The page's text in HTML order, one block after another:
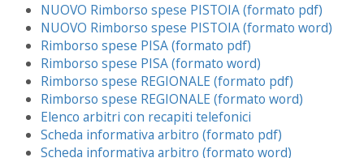
NUOVO Rimborso spese PISTOIA (formato pdf)
NUOVO Rimborso spese PISTOIA (formato word)
Rimborso spese PISA (formato pdf)
Rimborso spese PISA (formato word)
Rimborso spese REGIONALE (formato pdf)
Rimborso spese REGIONALE (formato word)
Elenco arbitri con recapiti telefonici
Scheda informativa arbitro (formato pdf)
Scheda informativa arbitro (formato word)